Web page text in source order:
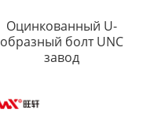
Оцинкованный U-
образный болт UNC
завод